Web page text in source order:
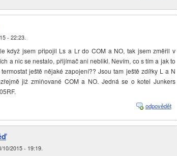
- 22:23
když jsem připojil Ls a Lr do COM a NO, tak jsem změřil v
a nic se nestalo, přijímač ani neblikl. Nevím, co s tím a jak to
ještě nějaké zapojení?? Jsou tam ještě zdířky L a N
již zmiňované COM a NO. Jedná se o kotel Junkers
odpovědět
10/2015 - 19:19